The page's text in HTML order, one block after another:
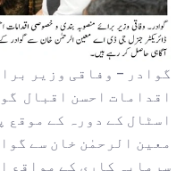
گوادر - وفاقی وزیر
اقدامات احسن اقبال
اسٹال کے دورہ کے موقع
معین الرحمٰن خان سے
سرمایہ کاری کے مواقع